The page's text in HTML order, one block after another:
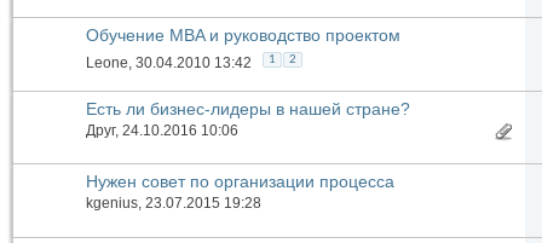
Обучение MBA и руководство проектом
Leone, 30.04.2010 13:42 1 2
Есть ли бизнес-лидеры в нашей стране?
Друг, 24.10.2016 10:06
Нужен совет по организации процесса
kgenius, 23.07.2015 19:28